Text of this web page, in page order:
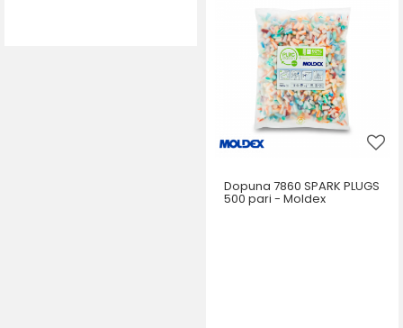
DODAJ U KORPU
Dopuna 7860 SPARK PLUGS
500 pari - Moldex